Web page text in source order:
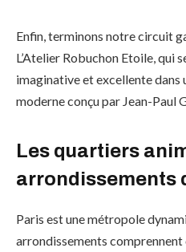
Enfin, terminons notre circuit
L’Atelier Robuchon Etoile, qui
imaginative et excellente dans
moderne conçu par Jean-Paul
Les quartiers
arrondissements
Paris est une métropole
arrondissements comprennent